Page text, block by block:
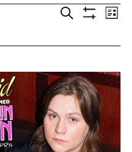
E
n
e
m
a
S
I
L
T
E
R
E
e
n
e
m
a
n
L
t